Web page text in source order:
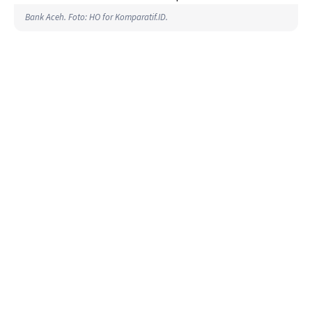
Bank Aceh. Foto: HO for Komparatif.ID.